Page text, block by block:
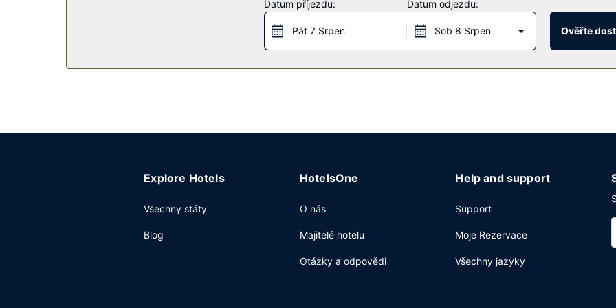
Něco dobrého k zakousnutí vám nabídne prodejna potravin. Hotel podává denně od 6:00 do 10:00 za příplatek
Datum příjezdu:
Pát 7 Srpen
Datum odjezdu:
Sob 8 Srpen Ověřte
Explore Hotels
Všechny státy
Blog
HotelsOne
O nás
Majitelé hotelu
Otázky a odpovědi
Help and support
Support
Moje Rezervace
Všechny jazyky